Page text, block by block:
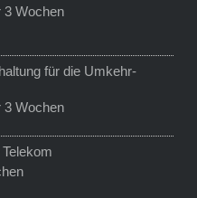
3 Wochen
für die Umkehr-
3 Wochen